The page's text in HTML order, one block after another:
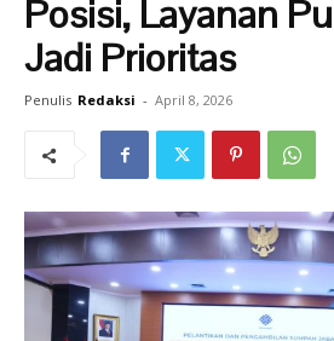
Posisi, Layanan
Jadi Prioritas
Penulis Redaksi - April 8, 2026